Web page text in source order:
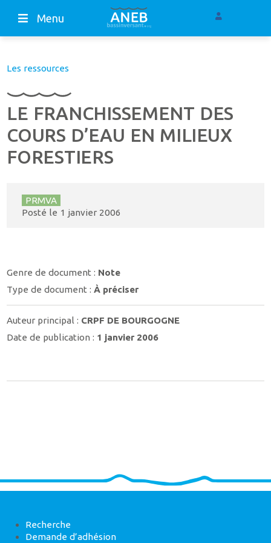
Menu
Les ressources
LE FRANCHISSEMENT DES
COURS D’EAU EN MILIEUX
FORESTIERS
PRMVA
Posté le 1 janvier 2006
Genre de document : Note
Type de document :À préciser
Auteur principal : CRPF DE BOURGOGNE
Date de publication : 1 janvier 2006
Recherche
Demande d’adhésion